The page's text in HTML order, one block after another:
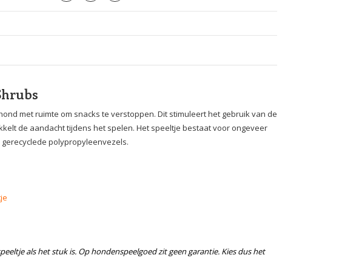
met ruimte om snacks te verstoppen. Dit stimuleert het gebruik van de
de aandacht tijdens het spelen. Het speeltje bestaat voor ongeveer
gerecyclede polypropyleenvezels.
als het stuk is. Op hondenspeelgoed zit geen garantie. Kies dus het